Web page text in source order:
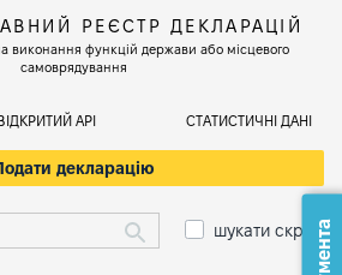
РЕЄСТР ДЕКЛАРАЦІЙ
виконання функцій держави або місцевого
самоврядування
АРІ СТАТИСТИЧНІ ДАНІ
декларацію
шукати скрізь